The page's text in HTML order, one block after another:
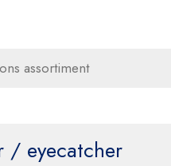
/ eyecatcher